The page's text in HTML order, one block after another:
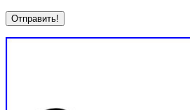
Отправить!